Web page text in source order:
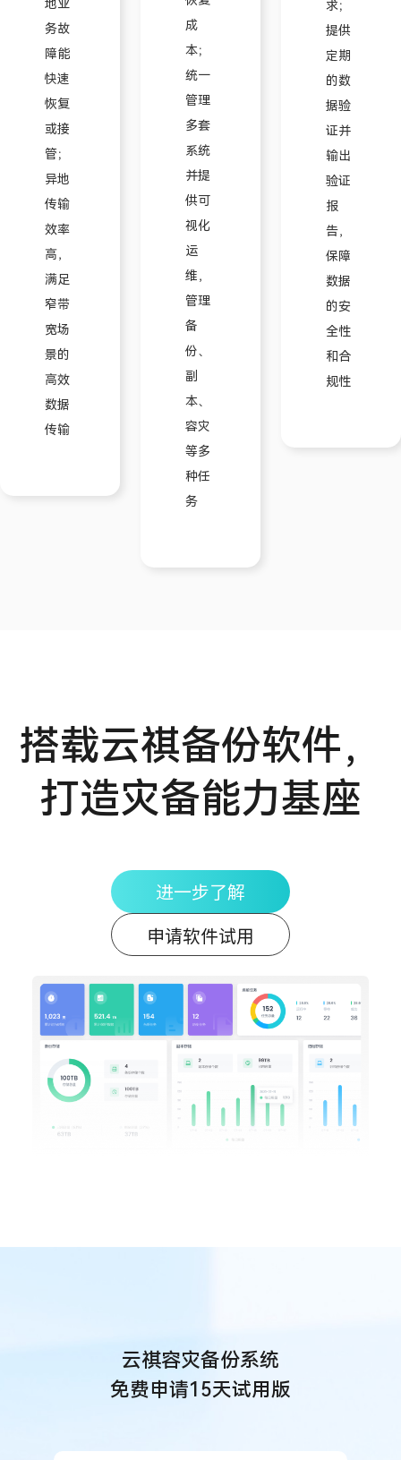
地业
务故
障能
快速
恢复
或接
管；
异地
传输
效率
高，
满足
窄带
宽场
景的
高效
数据
传输
成
本；
统一
管理
多套
系统
并提
供可
视化
运
维，
管理
备
份、
副
本、
容灾
等多
种任
务
求；
提供
定期
的数
据验
证并
输出
验证
报
告，
保障
数据
的安
全性
和合
规性
搭载云祺备份软件，
打造灾备能力基座
进一步了解
申请软件试用
云祺容灾备份系统
免费申请15天试用版